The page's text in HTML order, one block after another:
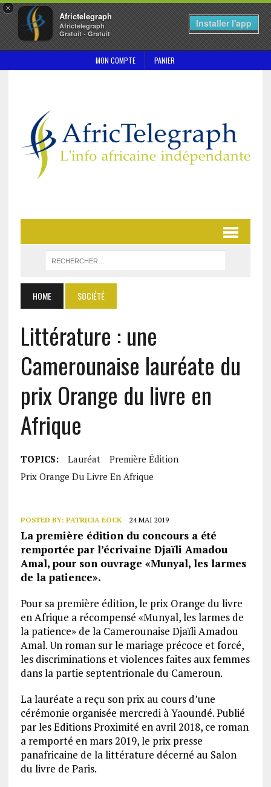
×
Africtelegraph
Africtelegraph
Gratuit - Gratuit
Installer l'app
MON COMPTE PANIER
HOME SOCIÉTÉ
Littérature : une
Camerounaise lauréate du
prix Orange du livre en
Afrique
TOPICS: Lauréat
Première Édition
Prix Orange Du Livre En Afrique
POSTED BY: PATRICIA EOCK 24 MAI 2019
La première édition du concours a été
remportée par l’écrivaine Djaïli Amadou
Amal, pour son ouvrage «Munyal, les larmes
de la patience».
Pour sa première édition, le prix Orange du livre
en Afrique a récompensé «Munyal, les larmes de
la patience» de la Camerounaise Djaïli Amadou
Amal. Un roman sur le mariage précoce et forcé,
les discriminations et violences faites aux femmes
dans la partie septentrionale du Cameroun.
La lauréate a reçu son prix au cours d’une
cérémonie organisée mercredi à Yaoundé. Publié
par les Editions Proximité en avril 2018, ce roman
a remporté en mars 2019, le prix presse
panafricaine de la littérature décerné au Salon
du livre de Paris.